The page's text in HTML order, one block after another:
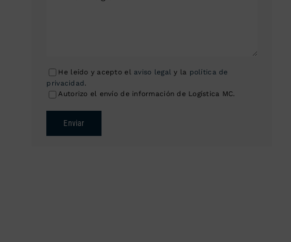
He leído y acepto el aviso legal y la política de
privacidad .
Autorizo el envío de información de Logística MC.
Enviar